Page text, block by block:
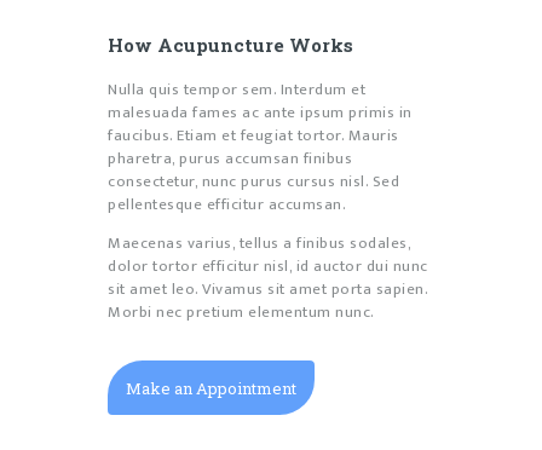
How Acupuncture Works
Nulla quis tempor sem. Interdum et
malesuada fames ac ante ipsum primis in
faucibus. Etiam et feugiat tortor. Mauris
pharetra, purus accumsan finibus
consectetur, nunc purus cursus nisl. Sed
pellentesque efficitur accumsan.
Maecenas varius, tellus a finibus sodales,
dolor tortor efficitur nisl, id auctor dui nunc
sit amet leo. Vivamus sit amet porta sapien.
Morbi nec pretium elementum nunc.
Make an Appointment